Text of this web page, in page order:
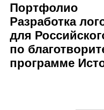
Портфолио
Разработка
для
по
программе